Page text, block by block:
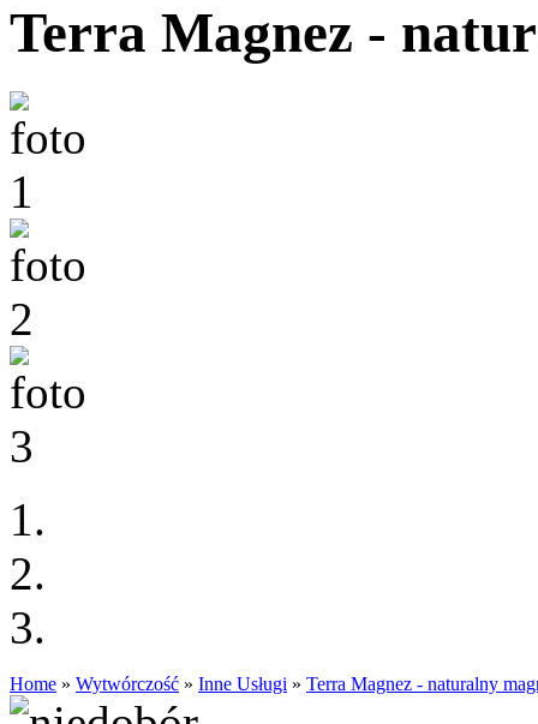
Terra Magnez -
Home » Wytwórczość » Inne Usługi » Terra Magnez - naturalny